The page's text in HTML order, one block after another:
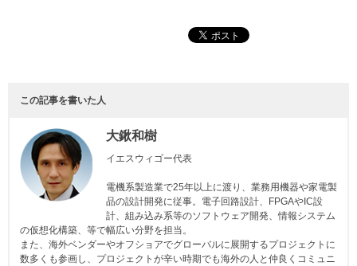
この記事を書いた人
大鍬和樹
イエスウィゴー代表
電機系製造業で25年以上に渡り、業務用機器や家電製
品の設計開発に従事。電子回路設計、FPGAやIC設
計、組み込み系等のソフトウェア開発、情報システム
の仮想化構築、等で幅広い分野を担当。
また、海外ベンダーやオフショアでグローバルに展開するプロジェクトに
数多くも参画し、プロジェクトが辛い時期でも海外の人と仲良くコミュニ